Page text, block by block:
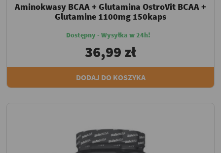
Aminokwasy BCAA + Glutamina OstroVit BCAA +
Glutamine 1100mg 150kaps
Dostępny - Wysyłka w 24h!
36,99 zł
DODAJ DO KOSZYKA